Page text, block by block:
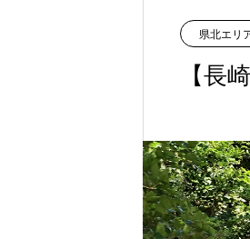
県北エリ
【長